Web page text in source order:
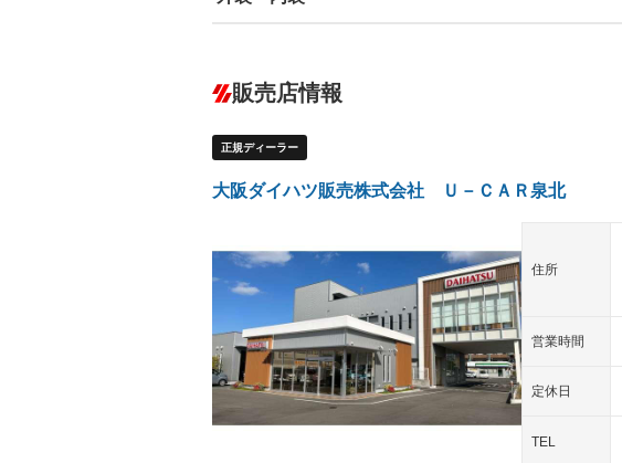
－ ダウンヒルアシストコントロール
Bluetooth接続
－ レンタカーアップ － 展示・試乗車
オーディオ：CDまたはCDチェンジャー
－
ヘッドライトウォッシャ
ー
LEDヘッドランプ － HID(キセノンライト)
－ ランフラットタイヤ パワーシート
フルフラットシート － チップアップシート
－ シートヒーター － ウォークスルー
－ フロントカメラ － シートエアコン
－ ルーフレール － エアサスペンション
販売店情報
正規ディーラー
大阪ダイハツ販売株式会社 Ｕ－ＣＡＲ泉北
住所
営業時間
定休日
TEL